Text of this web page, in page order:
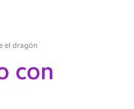
el dragón
con